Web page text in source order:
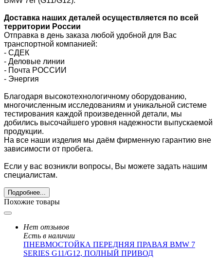
Доставка наших деталей осуществляется по всей
территории России
Отправка в день заказа любой удобной для Вас
транспортной компанией:
- СДЕК
- Деловые линии
- Почта РОССИИ
- Энергия
Благодаря высокотехнологичному оборудованию,
многочисленным исследованиям и уникальной системе
тестирования каждой произведенной детали, мы
добились высочайшего уровня надежности выпускаемой
продукции.
На все наши изделия мы даём фирменную гарантию вне
зависимости от пробега.
Если у вас возникли вопросы, Вы можете задать нашим
специалистам.
Подробнее...
Похожие товары
Нет отзывов
Есть в наличии
ПНЕВМОСТОЙКА ПЕРЕДНЯЯ ПРАВАЯ BMW 7
SERIES G11/G12, ПОЛНЫЙ ПРИВОД